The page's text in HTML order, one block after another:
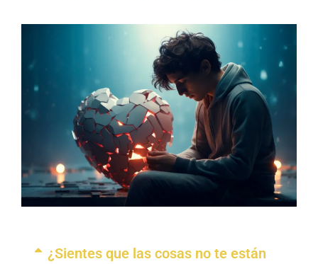
¿Sientes que las cosas no te están